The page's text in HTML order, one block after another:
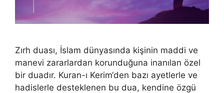
Zırh duası, İslam dünyasında kişinin maddi ve
manevi zararlardan korunduğuna inanılan özel
bir duadır. Kuran-ı Kerim‘den bazı ayetlerle ve
hadislerle desteklenen bu dua, kendine özgü